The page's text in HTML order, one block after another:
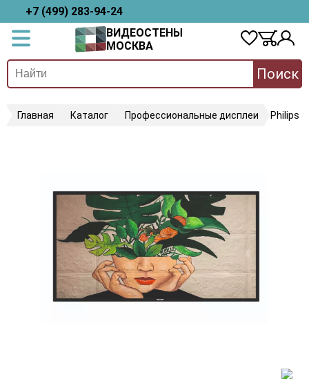
+7 (499) 283-94-24
ВИДЕОСТЕНЫ
МОСКВА
Поиск
Главная Каталог Профессиональные дисплеи Philips